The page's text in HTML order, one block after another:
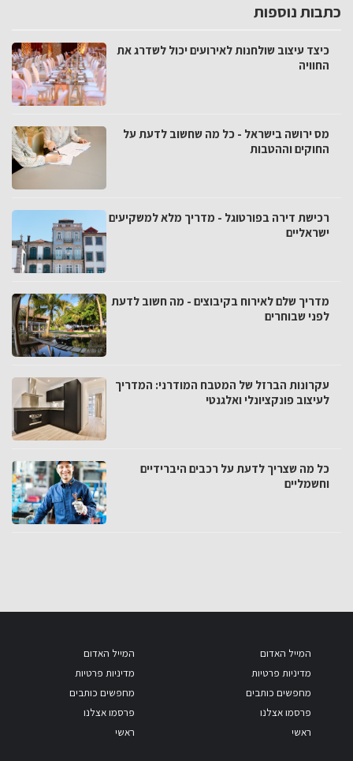
כתבות נוספות
כיצד עיצוב שולחנות לאירועים יכול לשדרג את
החוויה
מס ירושה בישראל - כל מה שחשוב לדעת על
החוקים וההטבות
רכישת דירה בפורטוגל - מדריך מלא למשקיעים
ישראליים
מדריך שלם לאירוח בקיבוצים - מה חשוב לדעת
לפני שבוחרים
עקרונות הברזל של המטבח המודרני: המדריך
לעיצוב פונקציונלי ואלגנטי
כל מה שצריך לדעת על רכבים היברידיים
וחשמליים
המייל האדום
מדיניות פרטיות
מחפשים כותבים
פרסמו אצלנו
ראשי
המייל האדום
מדיניות פרטיות
מחפשים כותבים
פרסמו אצלנו
ראשי